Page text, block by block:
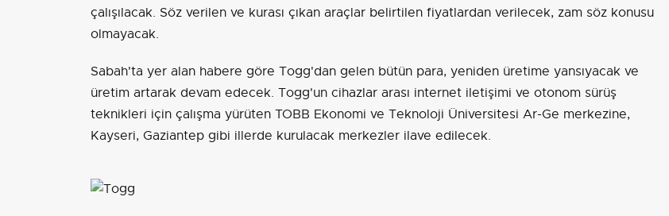
çalışılacak. Söz verilen ve kurası çıkan araçlar belirtilen fiyatlardan verilecek, zam söz konusu
olmayacak.
Sabah'ta yer alan habere göre Togg'dan gelen bütün para, yeniden üretime yansıyacak ve
üretim artarak devam edecek. Togg'un cihazlar arası internet iletişimi ve otonom sürüş
teknikleri için çalışma yürüten TOBB Ekonomi ve Teknoloji Üniversitesi Ar-Ge merkezine,
Kayseri, Gaziantep gibi illerde kurulacak merkezler ilave edilecek.